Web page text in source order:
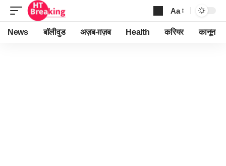
Font
Resizer
Aa
News बॉलीवुड अज़ब-ग़ज़ब Health करियर कानून